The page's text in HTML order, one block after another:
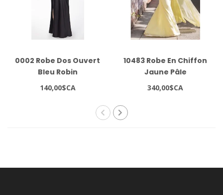
0002 Robe Dos Ouvert
Bleu Robin
140,00$CA
10483 Robe En Chiffon
Jaune Pâle
340,00$CA